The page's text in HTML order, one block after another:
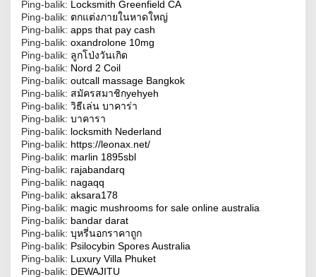
Ping-balik: Locksmith Greenfield CA
Ping-balik: ตกแต่งภายในหาดใหญ่
Ping-balik: apps that pay cash
Ping-balik: oxandrolone 10mg
Ping-balik: ลูกโป่งวันเกิด
Ping-balik: Nord 2 Coil
Ping-balik: outcall massage Bangkok
Ping-balik: สมัครสมาชิกyehyeh
Ping-balik: วิธีเล่น บาคาร่า
Ping-balik: บาคารา
Ping-balik: locksmith Nederland
Ping-balik: https://leonax.net/
Ping-balik: marlin 1895sbl
Ping-balik: rajabandarq
Ping-balik: nagaqq
Ping-balik: aksara178
Ping-balik: magic mushrooms for sale online australia
Ping-balik: bandar darat
Ping-balik: บุหรี่นอกราคาถูก
Ping-balik: Psilocybin Spores Australia
Ping-balik: Luxury Villa Phuket
Ping-balik: DEWAJITU